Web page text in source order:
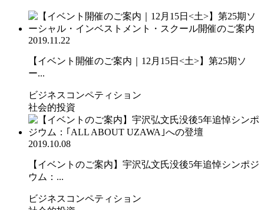
2019.11.22
【イベント開催のご案内｜12月15日<土>】第25期ソ
ー...
ビジネスコンペティション
社会的投資
2019.10.08
【イベントのご案内】宇沢弘文氏没後5年追悼シンポジ
ウム：...
ビジネスコンペティション